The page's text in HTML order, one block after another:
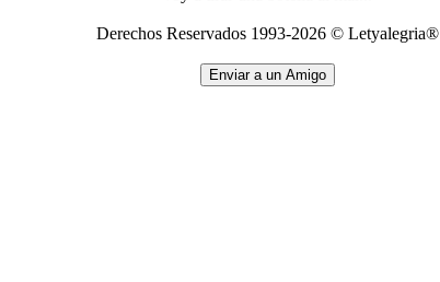
Derechos Reservados 1993-2026 © Letyalegria®